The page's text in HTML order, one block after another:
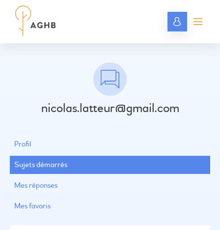
nicolas.latteur@gmail.com
Profil
Sujets démarrés
Mes réponses
Mes favoris